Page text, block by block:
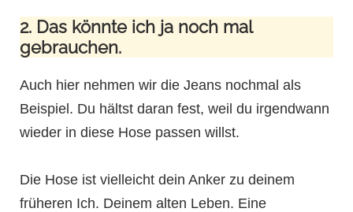
2. Das könnte ich ja noch mal
gebrauchen.
Auch hier nehmen wir die Jeans nochmal als
Beispiel. Du hältst daran fest, weil du irgendwann
wieder in diese Hose passen willst.
Die Hose ist vielleicht dein Anker zu deinem
früheren Ich. Deinem alten Leben. Eine